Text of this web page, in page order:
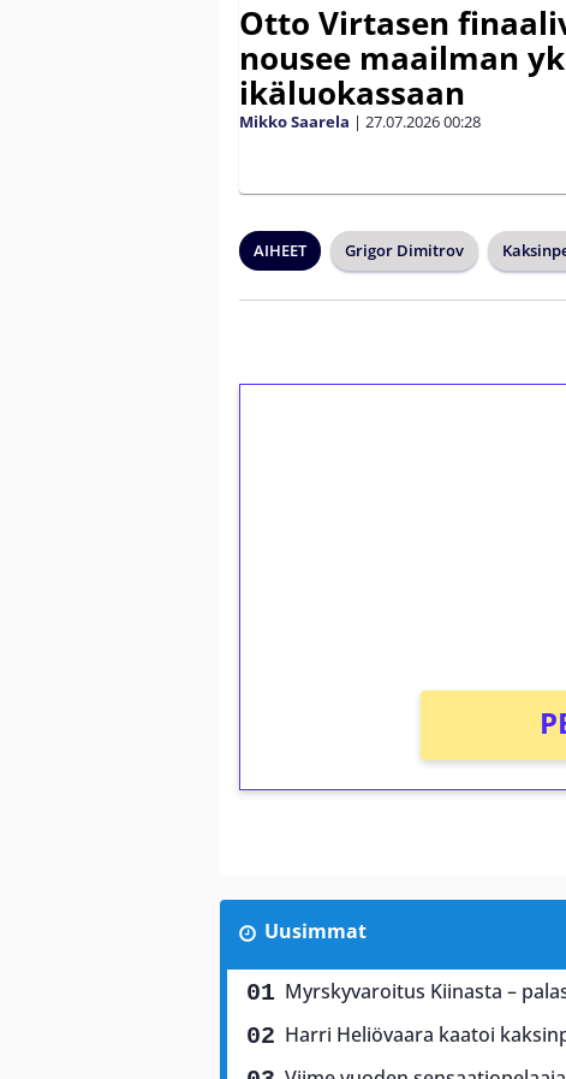
Otto Virtasen
nousee maailman
ikäluokassaan
Mikko Saarela | 27.07.202600:28
AIHEET Grigor Dimitrov
Uusimmat
Myrskyvaroitus Kiinasta –
Harri Heliövaara kaatoi